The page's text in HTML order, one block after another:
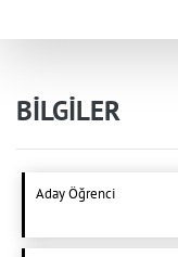
BİLGİLER
Aday Öğrenci